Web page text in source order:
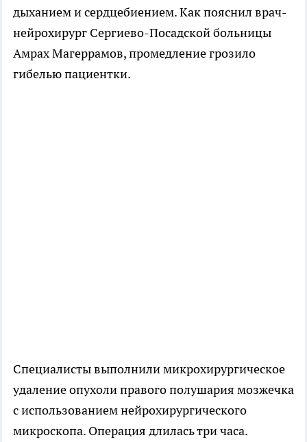
дыханием и сердцебиением. Как пояснил врач-
нейрохирург Сергиево-Посадской больницы
Амрах Магеррамов, промедление грозило
гибелью пациентки.
Специалисты выполнили микрохирургическое
удаление опухоли правого полушария мозжечка
с использованием нейрохирургического
микроскопа. Операция длилась три часа.